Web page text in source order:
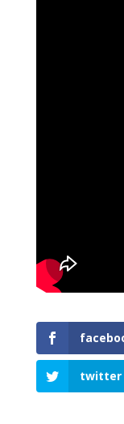
twitter